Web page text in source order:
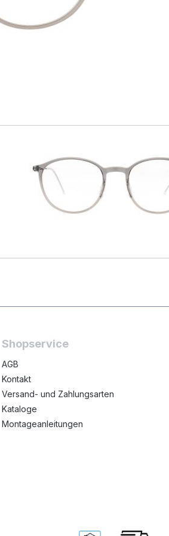
Shopservice
AGB
Kontakt
Versand- und Zahlungsarten
Kataloge
Montageanleitungen